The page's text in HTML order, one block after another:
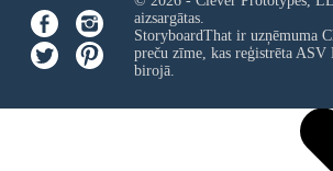
aizsargātas.
StoryboardThat ir uzņēmuma
preču zīme, kas reģistrēta ASV
birojā.